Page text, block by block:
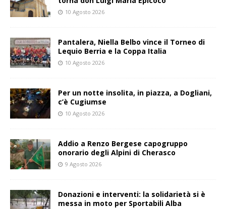
10 Agosto 2026
Pantalera, Niella Belbo vince il Torneo di
Lequio Berria e la Coppa Italia
10 Agosto 2026
Per un notte insolita, in piazza, a Dogliani,
c’è Cugiumse
10 Agosto 2026
Addio a Renzo Bergese capogruppo
onorario degli Alpini di Cherasco
9 Agosto 2026
Donazioni e interventi: la solidarietà si è
messa in moto per Sportabili Alba